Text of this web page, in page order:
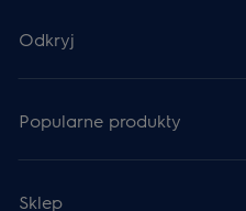
Odkryj
Popularne produkty
Sklep